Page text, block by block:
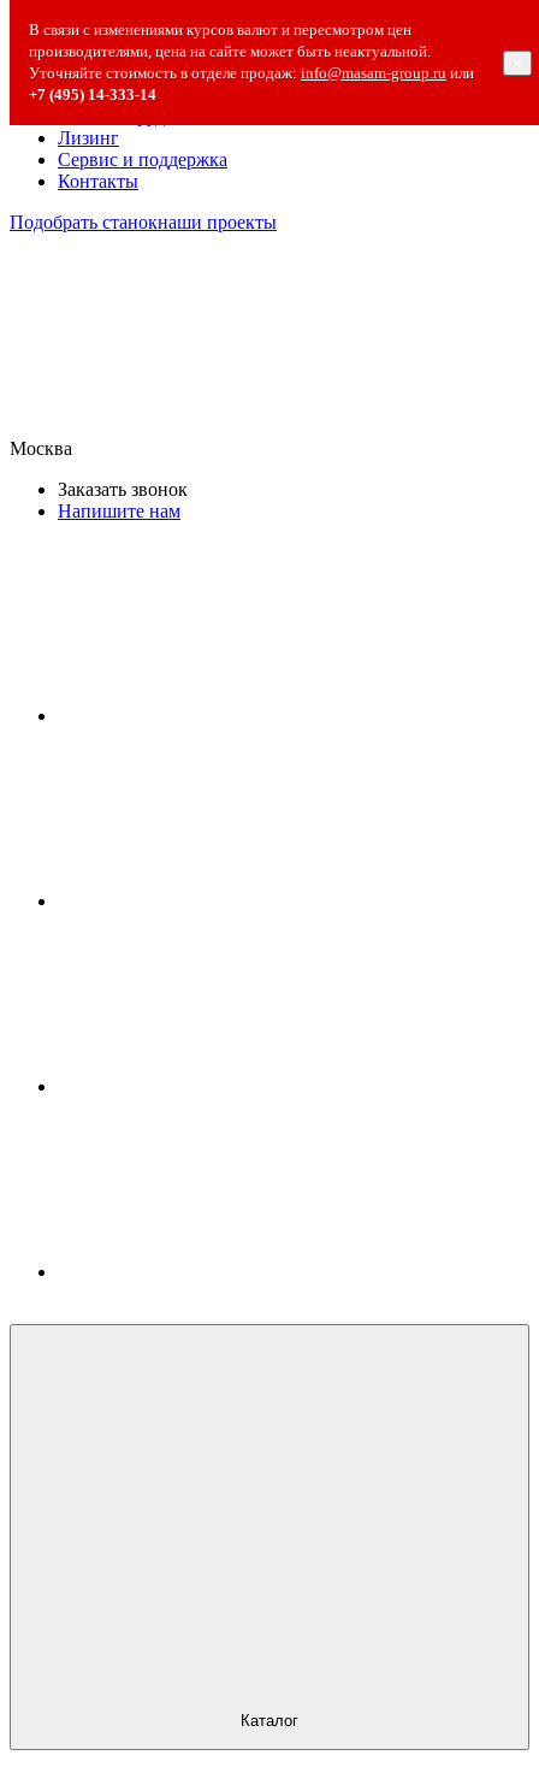
В связи с изменениями курсов валют и пересмотром цен
производителями, цена на сайте может быть неактуальной.
Уточняйте стоимость в отделе продаж: info@masam-group.ru или
+7 (495) 14‑333‑14
О компании
О компании
Полезная информация
Вакансии
Лизинг
Сервис и поддержка
Контакты
Подобрать станокнаши проекты
Москва
Заказать звонок
Напишите нам
Каталог